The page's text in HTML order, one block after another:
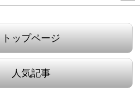
トップページ
人気記事